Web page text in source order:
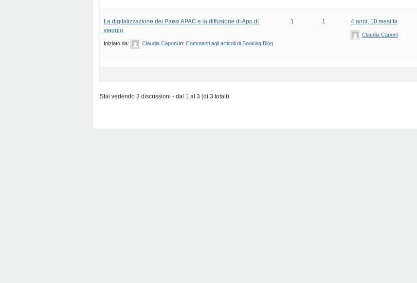
La digitalizzazione dei Paesi APAC e la diffusione di App di
viaggio
Iniziato da: Claudia Caponi in: Commenti agli articoli di Booking Blog
1 1 4 anni, 10 mesi fa
Claudia Caponi
Stai vedendo 3 discussioni - dal 1 al 3 (di 3 totali)